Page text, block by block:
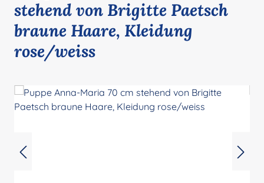
stehend von Brigitte Paetsch
braune Haare, Kleidung
rose/weiss